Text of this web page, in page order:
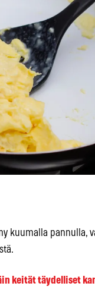
kuumalla pannulla,
keität täydelliset